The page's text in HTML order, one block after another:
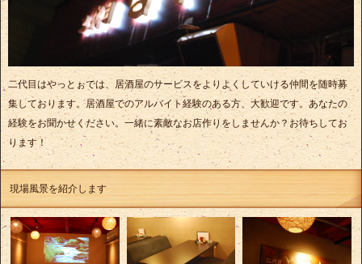
二代目はやっとぉでは、居酒屋のサービスをよりよくしていける仲間を随時募
集しております。居酒屋でのアルバイト経験のある方、大歓迎です。あなたの
経験をお聞かせください。一緒に素敵なお店作りをしませんか？お待ちしてお
ります！
現場風景を紹介します